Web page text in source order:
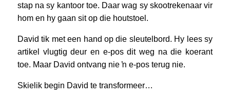
stap na sy kantoor toe. Daar wag sy skootrekenaar vir
hom en hy gaan sit op die houtstoel.
David tik met een hand op die sleutelbord. Hy lees sy
artikel vlugtig deur en e-pos dit weg na die koerant
toe. Maar David ontvang nie ŉ e-pos terug nie.
Skielik begin David te transformeer…